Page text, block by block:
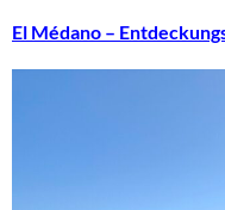
El Médano –